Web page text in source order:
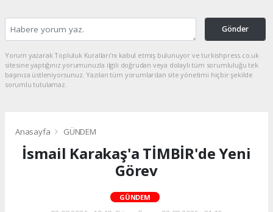
Gönder
Yorum yazarak Topluluk Kuralları’nı kabul etmiş bulunuyor ve turkishpress.co.uk
sitesine yaptığınız yorumunuzla ilgili doğrudan veya dolaylı tüm sorumluluğu tek
başınıza üstleniyorsunuz. Yazılan tüm yorumlardan site yönetimi hiçbir şekilde
sorumlu tutulamaz.
Anasayfa GÜNDEM
İsmail Karakaş'a TİMBİR'de Yeni
Görev
GÜNDEM